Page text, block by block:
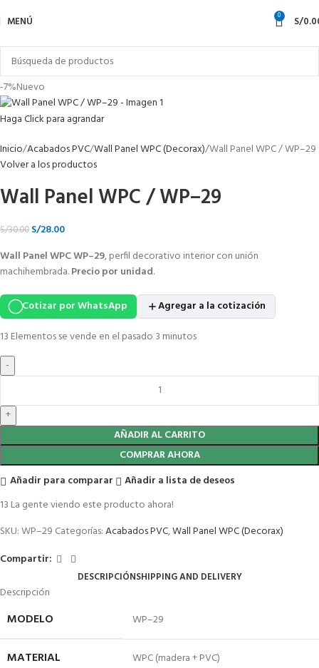
MENÚ 0 S/
-7%Nuevo
Haga Click para agrandar
Inicio Acabados PVC Wall Panel WPC (Decorax) Wall Panel WPC / WP–29
Volver a los productos
Wall Panel WPC / WP–29
S/30.00 S/28.00
Wall Panel WPC WP–29, perfil decorativo interior con unión
machihembrada.Precio por unidad.
Cotizar por WhatsApp
Agregar a la cotización
13 Elementos se vende en el pasado 3 minutos
AÑADIR AL CARRITO
COMPRAR AHORA
Añadir para comparar
Añadir a lista de deseos
13 La gente viendo este producto ahora!
SKU:WP–29 Categorías:Acabados PVC,Wall Panel WPC (Decorax)
Compartir:
DESCRIPCIÓNSHIPPING AND DELIVERY
Descripción
MODELO WP–29
MATERIAL WPC (madera + PVC)